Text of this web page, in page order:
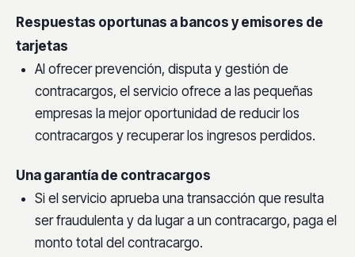
Respuestas oportunas a bancos y emisores de
tarjetas
Al ofrecer prevención, disputa y gestión de
contracargos, el servicio ofrece a las pequeñas
empresas la mejor oportunidad de reducir los
contracargos y recuperar los ingresos perdidos.
Una garantía de contracargos
Si el servicio aprueba una transacción que resulta
ser fraudulenta y da lugar a un contracargo, paga el
monto total del contracargo.